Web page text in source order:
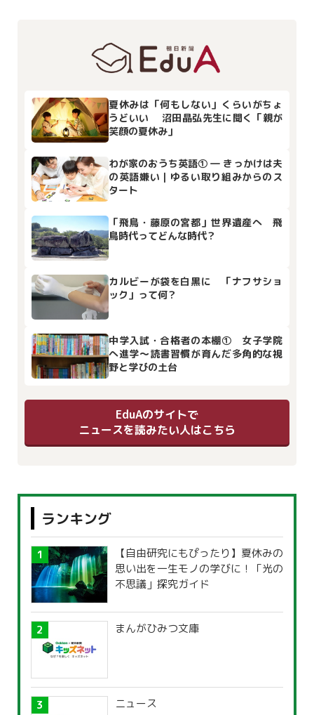
夏休みは「何もしない」くらいがちょ
うどいい 沼田晶弘先生に聞く「親が
笑顔の夏休み」
わが家のおうち英語① ― きっかけは夫
の英語嫌い｜ゆるい取り組みからのス
タート
「飛鳥・藤原の宮都」世界遺産へ 飛
鳥時代ってどんな時代？
カルビーが袋を白黒に 「ナフサショ
ック」って何？
中学入試・合格者の本棚① 女子学院
へ進学～読書習慣が育んだ多角的な視
野と学びの土台
EduAのサイトで
ニュースを読みたい人はこちら
ランキング
【自由研究にもぴったり】夏休みの
思い出を一生モノの学びに！「光の
不思議」探究ガイド
まんがひみつ文庫
ニュース